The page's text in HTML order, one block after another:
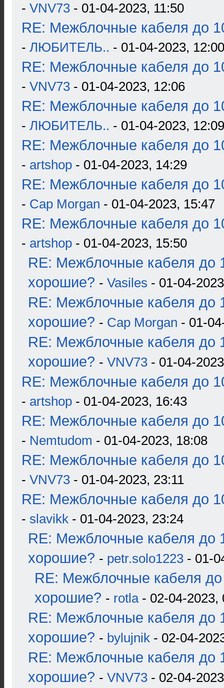
- VNV73 - 01-04-2023, 11:50
RE: Межблочные кабеля до
- ЛЮБИТЕЛЬ.. - 01-04-2023, 12:00
RE: Межблочные кабеля до
- VNV73 - 01-04-2023, 12:06
RE: Межблочные кабеля до
- ЛЮБИТЕЛЬ.. - 01-04-2023, 12:09
RE: Межблочные кабеля до
- artshop - 01-04-2023, 14:29
RE: Межблочные кабеля до
- Cap Morgan - 01-04-2023, 15:47
RE: Межблочные кабеля до
- artshop - 01-04-2023, 15:50
RE: Межблочные кабеля до
хорошие? - Vasiles - 01-04-
RE: Межблочные кабеля до
хорошие? - Cap Morgan - 01-
RE: Межблочные кабеля до
хорошие? - VNV73 - 01-04-
RE: Межблочные кабеля до
- artshop - 01-04-2023, 16:43
RE: Межблочные кабеля до
- Nemtudom - 01-04-2023, 18:08
RE: Межблочные кабеля до
- VNV73 - 01-04-2023, 23:11
RE: Межблочные кабеля до
- slavikk - 01-04-2023, 23:24
RE: Межблочные кабеля до
хорошие? - petr.solo1223 - 01-
RE: Межблочные кабеля до
хорошие? - rotla- 02-04-2023,
RE: Межблочные кабеля до
хорошие? - bylujnik - 02-04-
RE: Межблочные кабеля до
хорошие? - VNV73 - 02-04-